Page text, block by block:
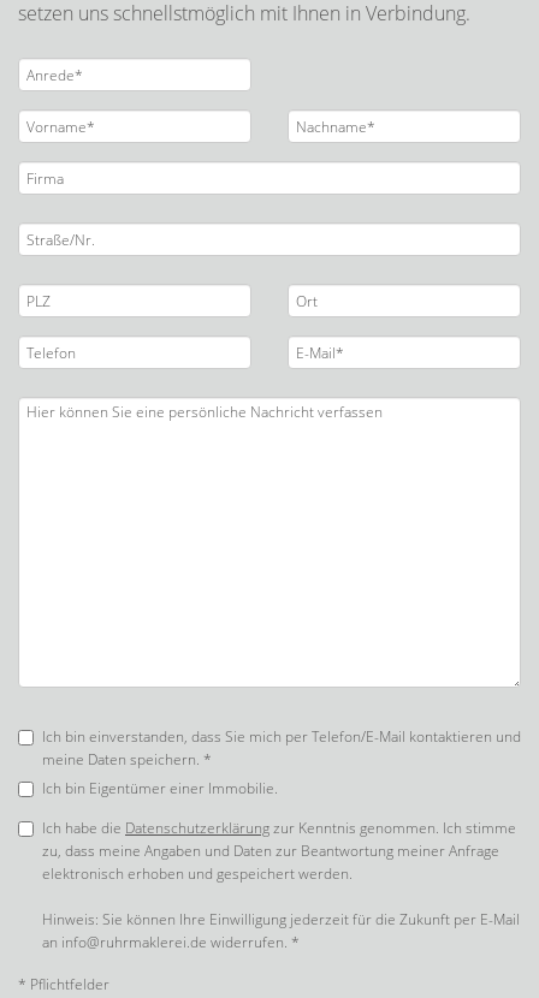
setzen uns schnellstmöglich mit Ihnen in Verbindung.
Ich bin einverstanden, dass Sie mich per Telefon/E-Mail kontaktieren und
meine Daten speichern. *
Ich bin Eigentümer einer Immobilie.
Ich habe die Datenschutzerklärungzur Kenntnis genommen. Ich stimme
zu, dass meine Angaben und Daten zur Beantwortung meiner Anfrage
elektronisch erhoben und gespeichert werden.
Hinweis: Sie können Ihre Einwilligung jederzeit für die Zukunft per E-Mail
an info@ruhrmaklerei.de widerrufen. *
* Pflichtfelder